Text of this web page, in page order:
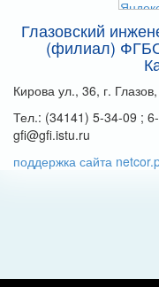
Глазовский
(филиал)
Кирова ул., 36, г.
Тел.: (34141) 5-34-09 ;
gfi@gfi.istu.ru
поддержка сайта